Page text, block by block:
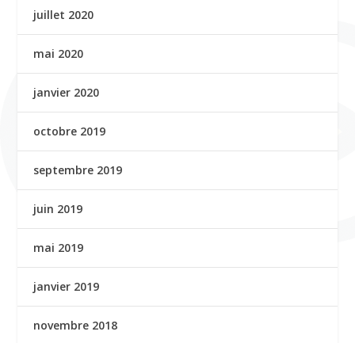
juillet 2020
mai 2020
janvier 2020
octobre 2019
septembre 2019
juin 2019
mai 2019
janvier 2019
novembre 2018